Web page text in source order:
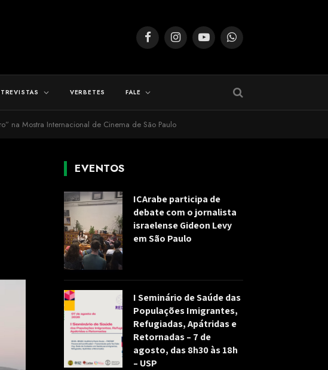
FacebookInstagramYouTubeWhatsApp
VERBETES FALE
na Mostra Internacional de Cinema de São Paulo
EVENTOS
ICArabe participa de
debate com o jornalista
israelense Gideon Levy
em São Paulo
I Seminário de Saúde das
Populações Imigrantes,
Refugiadas, Apátridas e
Retornadas – 7 de
agosto, das 8h30 às 18h
– USP